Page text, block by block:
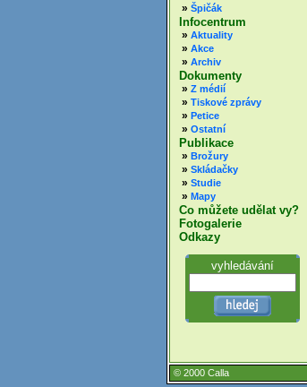
» Špičák
Infocentrum
» Aktuality
» Akce
» Archiv
Dokumenty
» Z médií
» Tiskové zprávy
» Petice
» Ostatní
Publikace
» Brožury
» Skládačky
» Studie
» Mapy
Co můžete udělat vy?
Fotogalerie
Odkazy
vyhledávání
© 2000 Calla